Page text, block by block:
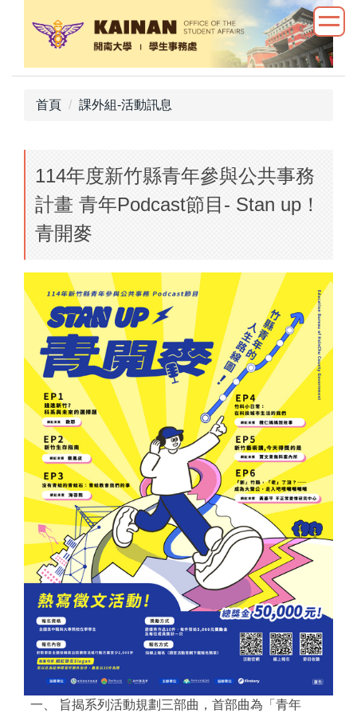
首頁 課外組-活動訊息
114年度新竹縣青年參與公共事務
計畫 青年Podcast節目- Stan up！
青開麥
一、 旨揭系列活動規劃三部曲，首部曲為「青年